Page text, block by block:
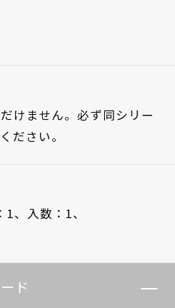
けません。必ず同シリー
ださい。
、 入数：1、
ド